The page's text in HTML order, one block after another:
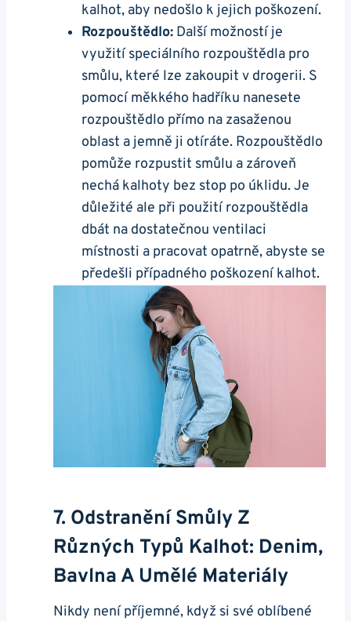
kalhot, aby nedošlo k jejich poškození.
Rozpouštědlo: Další možností je
využití speciálního rozpouštědla pro
smůlu, které lze zakoupit v drogerii. S
pomocí měkkého hadříku nanesete
rozpouštědlo přímo na zasaženou
oblast a jemně ji otíráte. Rozpouštědlo
pomůže rozpustit smůlu a zároveň
nechá kalhoty bez stop po úklidu. Je
důležité ale při použití rozpouštědla
dbát na dostatečnou ventilaci
místnosti a pracovat opatrně, abyste se
předešli případného poškození kalhot.
7. Odstranění Smůly Z
Různých Typů Kalhot: Denim,
Bavlna A Umělé Materiály
Nikdy není příjemné, když si své oblíbené